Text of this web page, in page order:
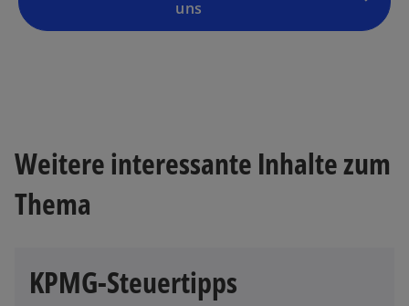
uns
t
t
Weitere interessante Inhalte zum
Thema
KPMG-Steuertipps